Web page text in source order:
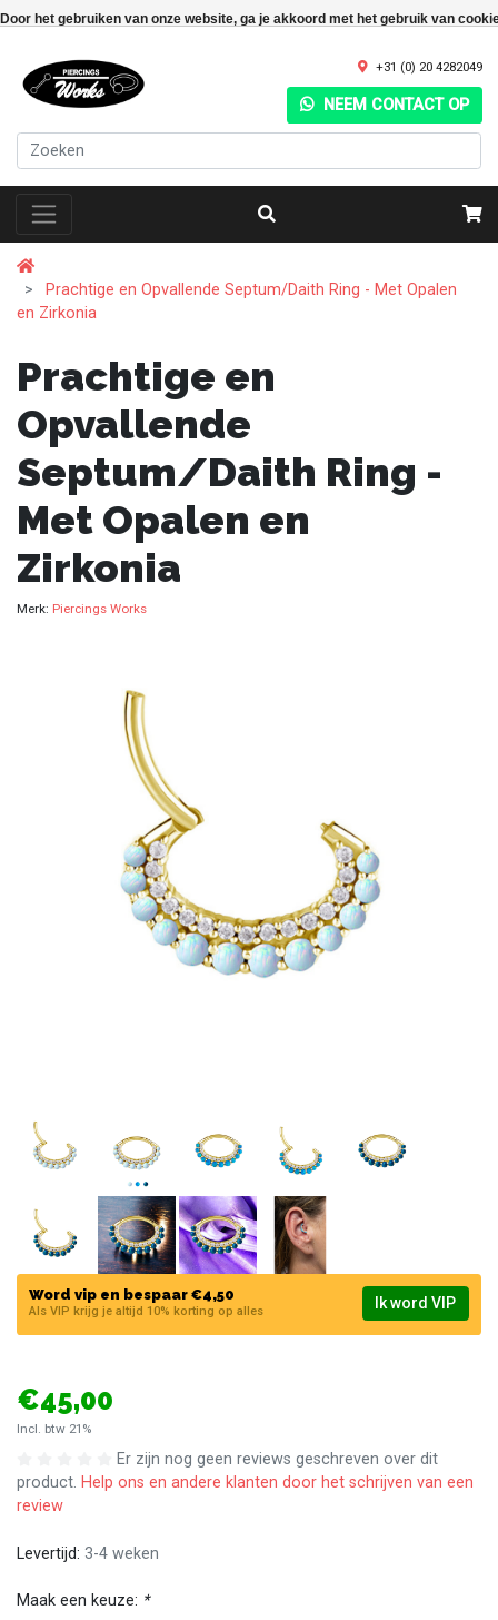
Door het gebruiken van onze website, ga je akkoord met het gebruik van
+31 (0) 20 4282049
NEEM CONTACT OP
Prachtige en Opvallende Septum/Daith Ring - Met Opalen
en Zirkonia
Prachtige en
Opvallende
Septum/Daith Ring -
Met Opalen en
Zirkonia
Merk: Piercings Works
Word vip en bespaar €4,50
Als VIP krijg je altijd 10% korting op alles Ik word VIP
€45,00
Incl. btw 21%
Er zijn nog geen reviews geschreven over dit
product. Help ons en andere klanten door het schrijven van een
review
Levertijd: 3-4 weken
Maak een keuze: *